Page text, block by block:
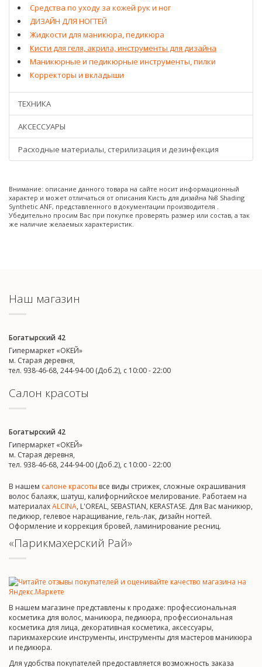
Средства по уходу за кожей рук и ног
ДИЗАЙН ДЛЯ НОГТЕЙ
Жидкости для маникюра, педикюра
Кисти для геля, акрила, инструменты для дизайна
Маникюрные и педикюрные инструменты, пилки
Корректоры и вкладыши
ТЕХНИКА
АКСЕССУАРЫ
Расходные материалы, стерилизация и дезинфекция
Внимание: описание данного товара на сайте носит информационный
характер и может отличаться от описания Кисть для дизайна №8 Shading
Synthetic ANF, представленного в документации производителя .
Убедительно просим Вас при покупке проверять размер или состав, а так
же наличие желаемых характеристик.
Наш магазин
Богатырский 42
Гипермаркет «ОКЕЙ»
м. Старая деревня,
тел. 938-46-68, 244-94-00 (Доб.2), c 10:00 - 22:00
Салон красоты
Богатырский 42
Гипермаркет «ОКЕЙ»
м. Старая деревня,
тел. 938-46-68, 244-94-00 (Доб.2), c 10:00 - 22:00
В нашем салоне красоты все виды стрижек, сложные окрашивания
волос балаяж, шатуш, калифорнийское мелирование. Работаем на
материалахALCINA, L'OREAL, SEBASTIAN, KERASTASE. Для Вас маникюр,
педикюр, гелевое наращивание, гель-лак, дизайн ногтей.
Оформление и коррекция бровей, ламинирование ресниц.
«Парикмахерский Рай»
В нашем магазине представлены к продаже: профессиональная
косметика для волос, маникюра, педикюра, профессиональная
косметика для лица, декоративная косметика, аксессуары,
парикмахерские инструменты, инструменты для мастеров маникюра
и педикюра.
Для удобства покупателей предоставляется возможность заказа